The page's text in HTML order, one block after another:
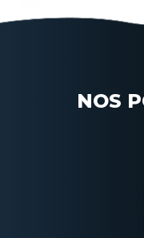
NOS